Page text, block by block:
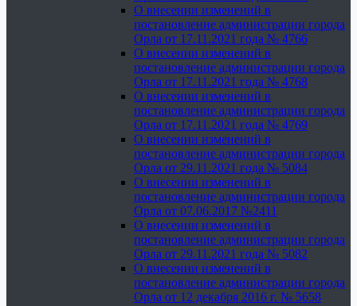
О внесении изменений в
постановление администрации города
Орла от 17.11.2021 года № 4766
О внесении изменений в
постановление администрации города
Орла от 17.11.2021 года № 4768
О внесении изменений в
постановление администрации города
Орла от 17.11.2021 года № 4769
О внесении изменений в
постановление администрации города
Орла от 29.11.2021 года № 5084
О внесении изменений в
постановление администрации города
Орла от 07.06.2017 №2411
О внесении изменений в
постановление администрации города
Орла от 29.11.2021 года № 5082
О внесении изменений в
постановление администрации города
Орла от 12 декабря 2016 г. № 5658